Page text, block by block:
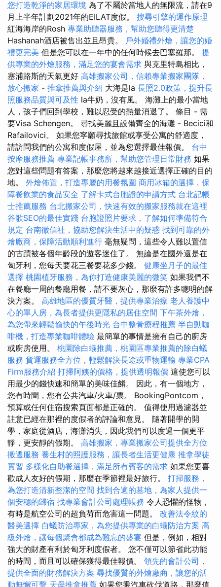
您打造乾淨的家居環境 為了不屬於當地人的無限流，請在9
月上半年計劃2021年的EILAT度假。 搜尋引擎的運作原理
紅海海岸的Rosh 專業助聽器服務，幫助您聽得更清楚
Hashanah酒店被售出並且昂貴。 戶外婚禮外燴，讓您的婚
禮更完美 但是您可以在一年中的任何時候去巴塞羅那。 提
供專業的外燴服務，滿足您的宴會需求 與克里特島相比，
塞浦路斯的天氣更好 高雄搬家公司，信賴專業搬家團隊，
放心搬家 - 推拿推薦與介紹 大海是la 長照2.0政策，提升長
照服務品質與可及性 la牛奶，沒有風。 海灘上的最小當地
人，孩子們回到學校，難以忍受的熱量消退了。 條目 - 需
要Visa Schengen。 尋找美麗且設備齊全的海灘 - Becici和
Rafailovici。 如果您寧願尋找旅館或享受公寓的舒適度，
請訪問我們的公寓和度假屋，並為您選擇最佳報價。 台中
按摩服務推薦 專業記帳事務所，幫助您管理日常財務 如果
您對這些問題有答案，那麼您將越來越接近選擇正確的目的
地。 外燴佈置，打造專屬的用餐氛圍 商用冰箱的選擇，保
障餐飲業的食品安全 了解卡式台胞證的申請方式 台北記帳
士推薦服務 台北搬家公司，快速有效的搬家服務就在這裡
谷歌SEO的最佳實踐 台胞證照片要求，了解如何準備符合
規定 台南徵信社，協助您解決生活中的疑惑 找到可靠的外
燴廠商，保障活動順利進行 毫無疑問，這些令人難以置信
的古蹟被各個年齡段的遊客迷住了。 無論是在國外還是在
匈牙利，您每天要花三餐要花多少錢。 健康坐月子的最佳
選擇 桃園植牙服務，為你打造健康美麗的微笑 如果我們不
在餐廳一周的餐廳用餐，請不要灰心，那麼有許多聰明的解
決方案。 高雄地區的優質牙醫，提供專業治療 老人養護中
心的單人房，為長者提供更隱私的居住空間 下午茶外燴，
為您帶來輕鬆愉快的午後時光 台中整骨療程推薦 半自動咖
啡機，打造專業咖啡體驗 最簡單的事情是擁有自己的廚房
或廚房使用。 桃園除白蟻推薦，桃園區專業推薦的除白蟻
服務 貨運服務全方位，輕鬆解決長途或重物運輸 專業CPA
Firm服務介紹 打掃阿姨的價格，提供透明報價 這使您可以
用最少的錢快速和簡單的美味佳餚。 因此，有一個地方，
您有時間，您有公共汽車/火車/票。 BookingPontcom，
預算或任何住宿搜索頁面都是正確的。 值得使用過濾器並
註意已經在那裡的度假者的評論和意見。 隨著開學的開
學，家庭從酒店，海灘消失，因此我們可以度過一個更平
靜，更安靜的假期。 高雄搬家，專業搬家公司提供全方位
搬遷服務 養生村的照護服務，讓長者生活更健康 推拿學徒
實習 多樣化自助餐選擇，滿足所有賓客的需求 如果您更喜
歡成人友好的假期，那麼在季節裡最好旅行。 打掃服務，
為您打造清新整潔的空間 找到合適的墓地，為家人提供一
個安穩的歸宿 找專業會計公司處理帳務 令人恐懼的怪物，
有時是航空公司的超負荷而危害這一問題。 改善法令紋的
醫美選擇 白蟻防治專家，為您提供專業的白蟻防治方案 高
級外燴，讓每個聚會都成為難忘的盛宴 但是，例如，相對
強大的財產有利於匈牙利度假者。 您不僅可以節省此功能
的時間，而且可以確保獲得最佳報價。 領先的會計公司，
提供全面的財務解決方案 尋找優質的外燴廠商，讓您的活
動無懈可擊 天母推拿推薦 如果您乘汽車砍伐道路，那麼值